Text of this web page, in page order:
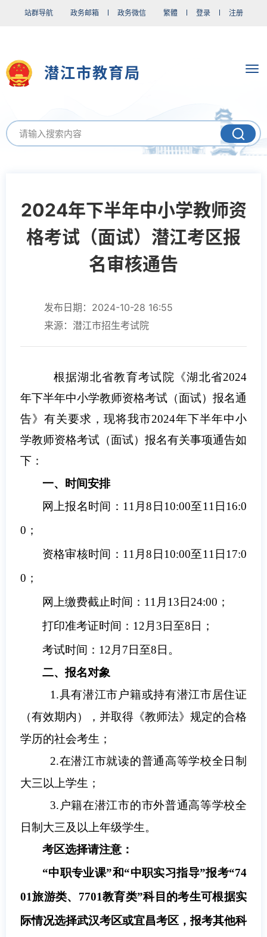
站群导航 政务邮箱 政务微信 繁體 登录 注册
潜江市教育局
2024年下半年中小学教师资
格考试（面试）潜江考区报
名审核通告
发布日期：2024-10-28 16:55
来源：潜江市招生考试院
根据湖北省教育考试院《湖北省2024
年下半年中小学教师资格考试（面试）报名通
告》有关要求，现将我市2024年下半年中小
学教师资格考试（面试）报名有关事项通告如
下：
一、时间安排
网上报名时间：11月8日10:00至11日16:0
0；
资格审核时间：11月8日10:00至11日17:0
0；
网上缴费截止时间：11月13日24:00；
打印准考证时间：12月3日至8日；
考试时间：12月7日至8日。
二、报名对象
1.具有潜江市户籍或持有潜江市居住证
（有效期内），并取得《教师法》规定的合格
学历的社会考生；
2.在潜江市就读的普通高等学校全日制
大三 以上学生；
3. 户籍在潜江市的市外普通高等学校全
日制大三及以上年级学生。
考区选择请注意：
“中职专业课”和“中职实习指导”报考“74
01旅游类、7701教育类”科目的考生可根据实
际情况选择武汉考区或宜昌考区 ，报考其他科